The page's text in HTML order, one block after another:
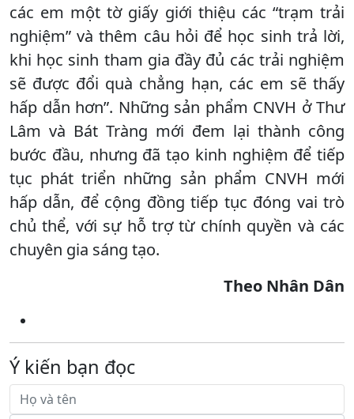
các em một tờ giấy giới thiệu các “trạm trải
nghiệm” và thêm câu hỏi để học sinh trả lời,
khi học sinh tham gia đầy đủ các trải nghiệm
sẽ được đổi quà chẳng hạn, các em sẽ thấy
hấp dẫn hơn”. Những sản phẩm CNVH ở Thư
Lâm và Bát Tràng mới đem lại thành công
bước đầu, nhưng đã tạo kinh nghiệm để tiếp
tục phát triển những sản phẩm CNVH mới
hấp dẫn, để cộng đồng tiếp tục đóng vai trò
chủ thể, với sự hỗ trợ từ chính quyền và các
chuyên gia sáng tạo.
Theo Nhân Dân
Ý kiến bạn đọc